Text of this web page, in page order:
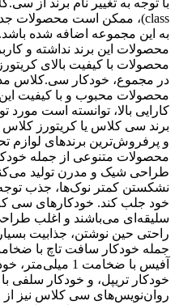
به این مجموعه اضافه شده باشد.
محصولات این برند نداشته و
محصولات با کیفیت بالای
محصولات محبوب و با کیفیت
کارایی بالا، توانسته است مورد
و پرفروش‌ترین برندهای لوازم
محصولات متنوعی از جمله
طراحی شیک و مدرن تولید
نشکستن کمتر نوک‌ها، جذب
خود جلب کند. خودکارهای سی
سلیقه‌ای می‌باشند و اغلب
راحتی حین نوشتن، جذابیت بسیار
خودکار تریپل، و خودکار سلفی با ضخامت 0.7
روان‌نویس‌های سی کلاس نیز از